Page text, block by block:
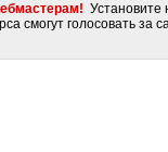
Установите
смогут голосовать за